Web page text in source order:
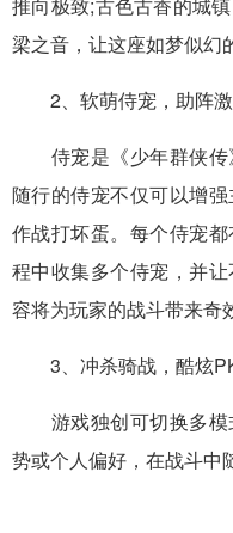
梁之音，让这座如梦似幻
2、软萌侍宠，助阵
侍宠是《少年群侠传
随行的侍宠不仅可以增
作战打坏蛋。每个侍宠
程中收集多个侍宠，并
容将为玩家的战斗带来奇
3、冲杀骑战，酷炫
游戏独创可切换多模
势或个人偏好，在战斗中